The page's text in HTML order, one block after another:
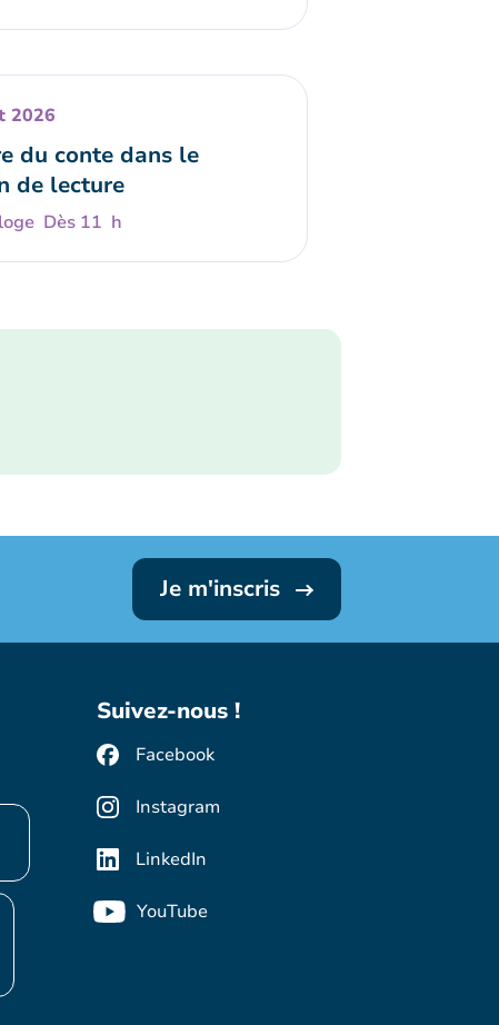
2026
du conte dans le
de lecture
Dès 11 h
Je m'inscris
Suivez-nous !
Facebook
Instagram
LinkedIn
YouTube